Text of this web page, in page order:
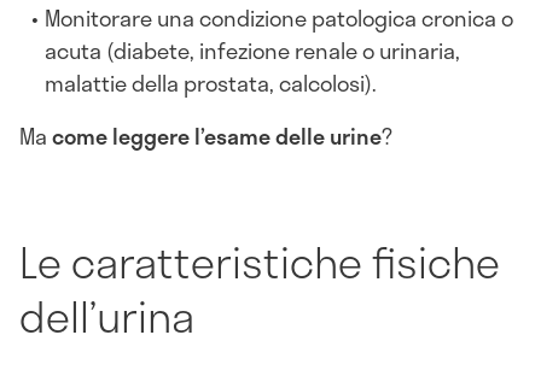
Monitorare una condizione patologica cronica o
acuta (diabete, infezione renale o urinaria,
malattie della prostata, calcolosi).
Macome leggere l’esame delle urine?
Le caratteristiche fisiche
dell’urina